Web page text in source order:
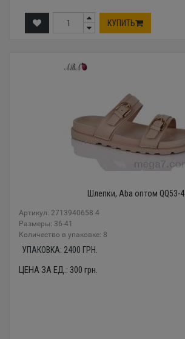
КУПИТЬ
Шлепки, Aba оптом QQ53-4
Артикул: 2713940658 4
Размеры: 36-41
Количество в упаковке: 8
УПАКОВКА: 2400 ГРН.
ЦЕНА ЗА ЕД.: 300 грн.